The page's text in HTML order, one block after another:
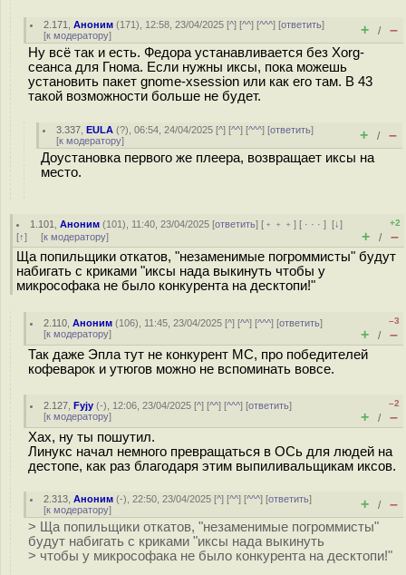
2.171 ,Аноним (171), 12:58, 23/04/2025 [^] [^^] [^^^] [ответить]
[к модератору] + / –
Ну всё так и есть. Федора устанавливается без Xorg-
сеанса для Гнома. Если нужны иксы, пока можешь
установить пакет gnome-xsession или как его там. В 43
такой возможности больше не будет.
3.337 ,EULA (?), 06:54, 24/04/2025 [^] [^^] [^^^] [ответить]
[к модератору] + / –
Доустановка первого же плеера, возвращает иксы на
место.
1.101 ,Аноним (101), 11:40, 23/04/2025 [ответить] [ ﹢﹢﹢] [ · · ·][↓]
[↑] [к модератору]
+2
+ / –
Ща попильщики откатов, "незаменимые погроммисты" будут
набигать с криками "иксы нада выкинуть чтобы у
микрософака не было конкурента на десктопи!"
2.110 ,Аноним (106), 11:45, 23/04/2025 [^] [^^] [^^^] [ответить]
[к модератору]
–3
+ / –
Так даже Эпла тут не конкурент МС, про победителей
кофеварок и утюгов можно не вспоминать вовсе.
2.127 ,Fyjy (-), 12:06, 23/04/2025 [^] [^^] [^^^] [ответить]
[к модератору]
–2
+ / –
Хах, ну ты пошутил.
Линукс начал немного превращаться в ОСь для людей на
дестопе, как раз благодаря этим выпиливальщикам иксов.
2.313 ,Аноним (-), 22:50, 23/04/2025 [^] [^^] [^^^] [ответить]
[к модератору] + / –
> Ща попильщики откатов, "незаменимые погроммисты"
будут набигать с криками "иксы нада выкинуть
> чтобы у микрософака не было конкурента на десктопи!"